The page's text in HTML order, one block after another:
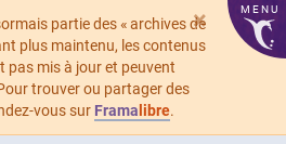
×
partie des « archives de
plus maintenu, les contenus
pas mis à jour et peuvent
trouver ou partager des
vous sur Frama libre.
MENU